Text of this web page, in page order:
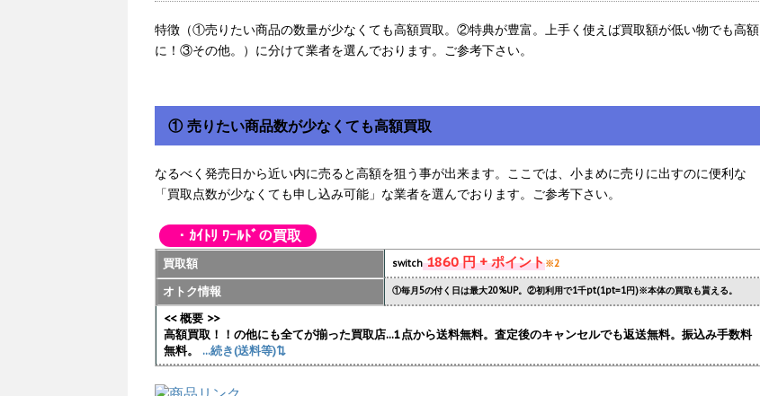
特徴（①売りたい商品の数量が少なくても高額買取。②特典が豊富。上手く使えば買取額が低い物でも高額
に！③その他。）に分けて業者を選んでおります。ご参考下さい。
① 売りたい商品数が少なくても高額買取
なるべく発売日から近い内に売ると高額を狙う事が出来ます。ここでは、小まめに売りに出すのに便利な
「買取点数が少なくても申し込み可能」な業者を選んでおります。ご参考下さい。
・ｶｲﾄﾘ ﾜｰﾙﾄﾞの買取
買取額 switch1860 円 + ポイント※2
オトク情報 ①毎月5の付く日は最大20%UP。②初利用で1千pt(1pt=1円)※本体の買取も貰える。
<< 概要 >>
高額買取！！の他にも全てが揃った買取店...1点から送料無料。査定後のキャンセルでも返送無料。振込み手数料
無料。
...続き(送料等)⇅